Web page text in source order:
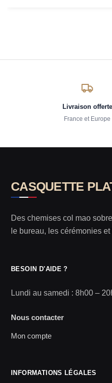
Livraison offerte
France et Europe
CASQUETTE
Des chemises col mao
le bureau, les cérémonies
BESOIN D'AIDE ?
Lundi au samedi : 8h00 –
Nous contacter
Mon compte
INFORMATIONS LÉGALES